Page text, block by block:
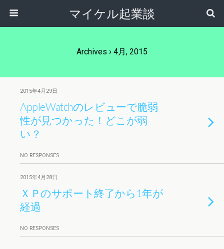
マイケル起業談
Archives › 4月, 2015
2015年4月29日
AppleWatchのレビューで脆弱
性が見つかった！どこが弱
い？
NO RESPONSES
2015年4月28日
ＸＰのサポート終了から1年が
経過
NO RESPONSES